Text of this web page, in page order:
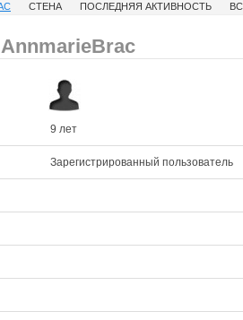
СТЕНА ПОСЛЕДНЯЯ АКТИВНОСТЬ
9 лет
Зарегистрированный пользователь